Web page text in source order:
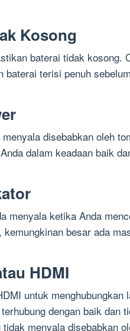
Kosong
baterai tidak kosong.
terisi penuh
disebabkan oleh
dalam keadaan baik
menyala ketika Anda
besar ada
HDMI
untuk menghubungkan
dengan baik dan
menyala disebabkan